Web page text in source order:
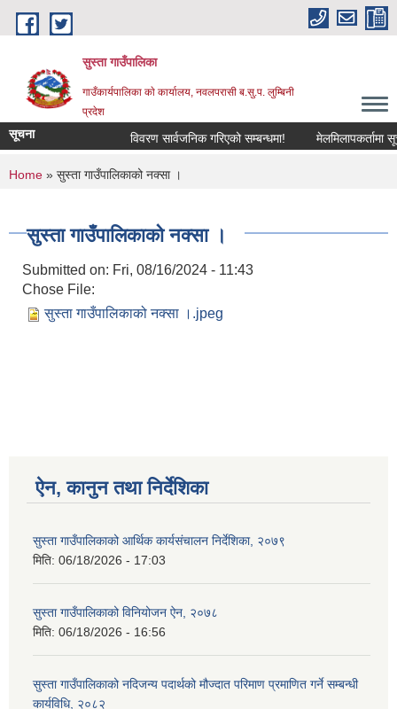
Skip to main content
सुस्ता गाउँपालिका
गाउँकार्यपालिका काे कार्यालय, नवलपरासी ब.सु.प. लुम्बिनी
प्रदेश
सूचना विवरण सार्वजनिक गरिएको सम्बन्धमा! मेलमिलापकर्तामा
You are here
Home » सुस्ता गाउँपालिकाको नक्सा ।
सुस्ता गाउँपालिकाको नक्सा ।
Submitted on: Fri, 08/16/2024 - 11:43
Chose File:
सुस्ता गाउँपालिकाको नक्सा ।.jpeg
ऐन, कानुन तथा निर्देशिका
सुस्ता गाउँपालिकाको आर्थिक कार्यसंचालन निर्देशिका, २०७९
मिति: 06/18/2026 - 17:03
सुस्ता गाउँपालिकाको विनियोजन ऐन, २०७८
मिति: 06/18/2026 - 16:56
सुस्ता गाउँपालिकाको नदिजन्य पदार्थको मौज्दात परिमाण प्रमाणित गर्ने सम्बन्धी
कार्यविधि, २०८२